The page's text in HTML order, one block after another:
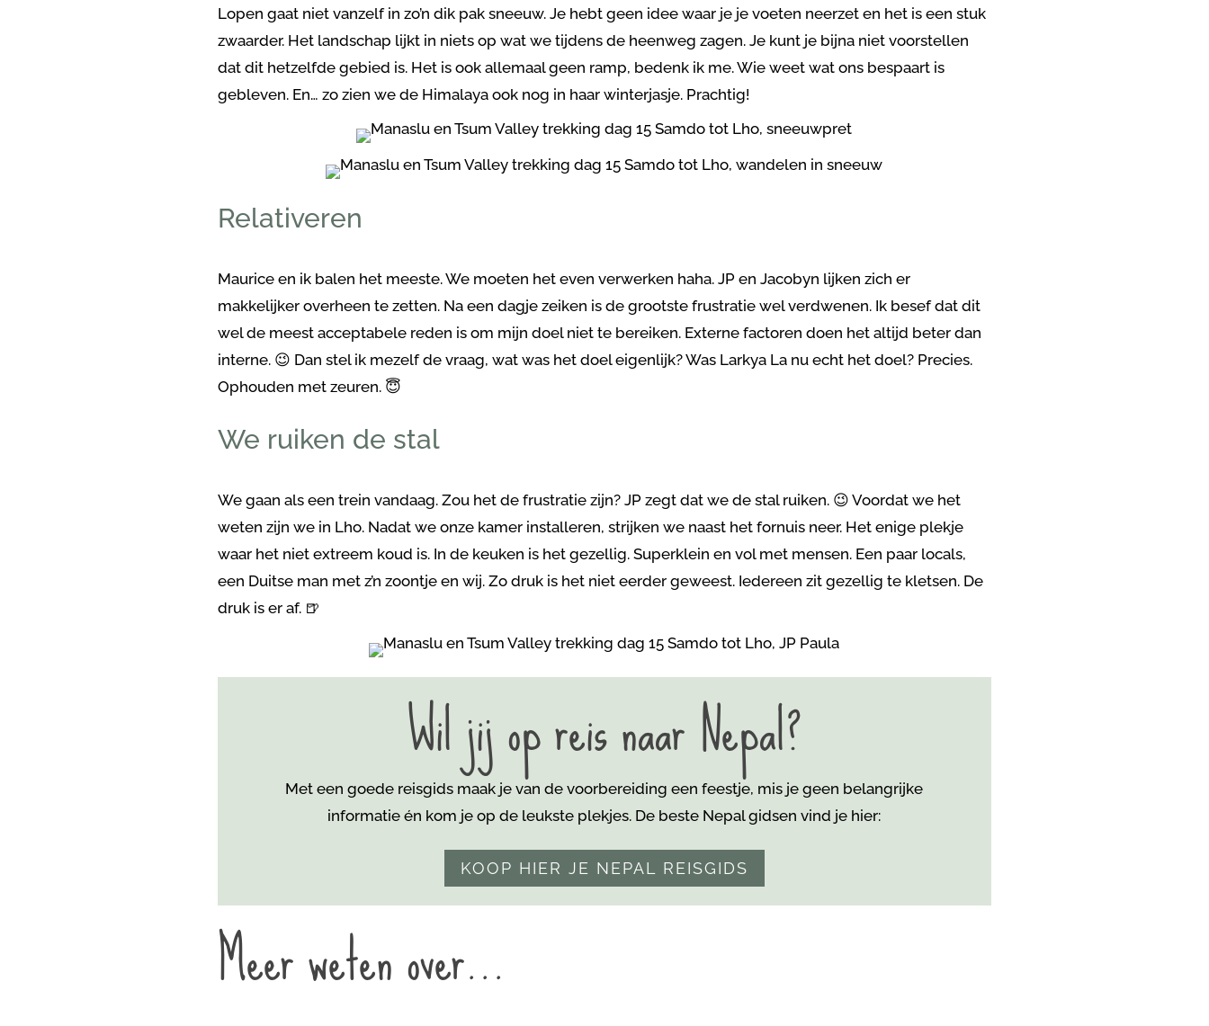
Lopen gaat niet vanzelf in zo’n dik pak sneeuw. Je hebt geen idee waar je je voeten neerzet en het is een stuk
zwaarder. Het landschap lijkt in niets op wat we tijdens de heenweg zagen. Je kunt je bijna niet voorstellen
dat dit hetzelfde gebied is. Het is ook allemaal geen ramp, bedenk ik me. Wie weet wat ons bespaart is
gebleven. En… zo zien we de Himalaya ook nog in haar winterjasje. Prachtig!
Relativeren
Maurice en ik balen het meeste. We moeten het even verwerken haha. JP en Jacobyn lijken zich er
makkelijker overheen te zetten. Na een dagje zeiken is de grootste frustratie wel verdwenen. Ik besef dat dit
wel de meest acceptabele reden is om mijn doel niet te bereiken. Externe factoren doen het altijd beter dan
interne. 😉 Dan stel ik mezelf de vraag, wat was het doel eigenlijk? Was Larkya La nu echt het doel? Precies.
Ophouden met zeuren. 😇
We ruiken de stal
We gaan als een trein vandaag. Zou het de frustratie zijn? JP zegt dat we de stal ruiken. 😉 Voordat we het
weten zijn we in Lho. Nadat we onze kamer installeren, strijken we naast het fornuis neer. Het enige plekje
waar het niet extreem koud is. In de keuken is het gezellig. Superklein en vol met mensen. Een paar locals,
een Duitse man met z’n zoontje en wij. Zo druk is het niet eerder geweest. Iedereen zit gezellig te kletsen. De
druk is er af. 🍺
Wil jij op reis naar Nepal?
Met een goede reisgids maak je van de voorbereiding een feestje, mis je geen belangrijke
informatie én kom jeop de leukste plekjes. De beste Nepal gidsen vind je hier:
KOOP HIER JE NEPAL REISGIDS
Meer weten over…